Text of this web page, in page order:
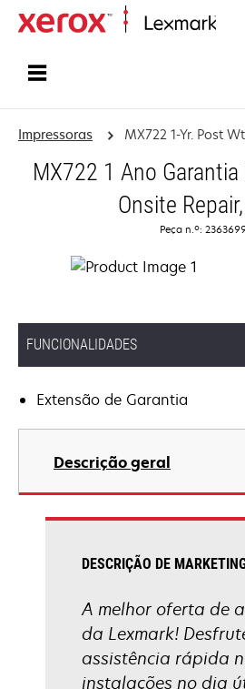
Impressoras MX722 1-Yr. Post
MX722 1 Ano
Onsite
Peça n.º:
FUNCIONALIDADES
Extensão de Garantia
Descrição geral
DESCRIÇÃO DE
A melhor oferta de
da Lexmark!
assistência rápida
instalações no dia